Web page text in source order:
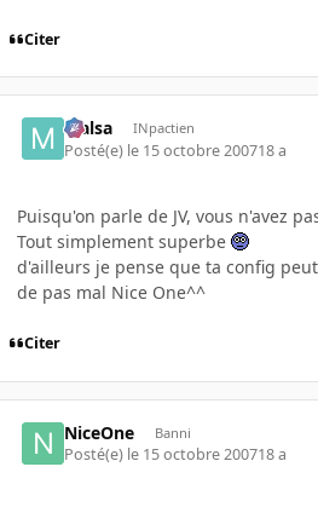
Citer
Malsa INpactien
Posté(e) le 15 octobre 200718 a
Puisqu'on parle de JV, vous n'avez
Tout simplement superbe
d'ailleurs je pense que ta config
de pas mal Nice One^^
Citer
NiceOne Banni
Posté(e) le 15 octobre 200718 a